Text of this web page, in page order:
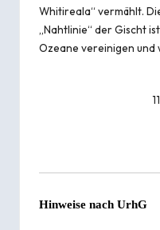
Whitireala“ vermählt.
„Nahtlinie“ der Gischt
Ozeane vereinigen und
Hinweise nach UrhG